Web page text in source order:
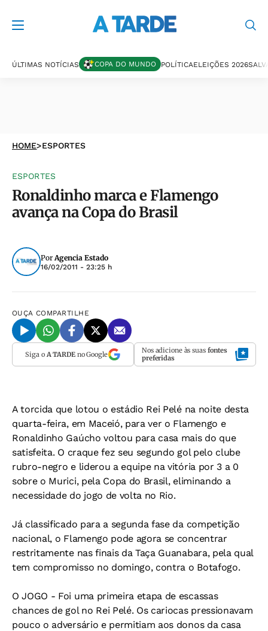
ÚLTIMAS NOTÍCIAS COPA DO MUNDO POLÍTICAELEIÇÕES 2026
HOME>ESPORTES
ESPORTES
Ronaldinho marca e Flamengo
avança na Copa do Brasil
PorAgencia Estado
16/02/2011 - 23:25 h
OUÇA COMPARTILHE
Siga o A TARDEno Google Nos adicione às suas fontes
preferidas
A torcida que lotou o estádio Rei Pelé na noite desta
quarta-feira, em Maceió, para ver o Flamengo e
Ronaldinho Gaúcho voltou para casa mais do que
satisfeita. O craque fez seu segundo gol pelo clube
rubro-negro e liderou a equipe na vitória por 3 a 0
sobre o Murici, pela Copa do Brasil, eliminando a
necessidade do jogo de volta no Rio.
Já classificado para a segunda fase da competição
nacional, o Flamengo pode agora se concentrar
restritamente nas finais da Taça Guanabara, pela qual
tem compromisso no domingo, contra o Botafogo.
O JOGO - Foi uma primeira etapa de escassas
chances de gol no Rei Pelé. Os cariocas pressionavam
pouco o adversário e permitiam aos donos da casa